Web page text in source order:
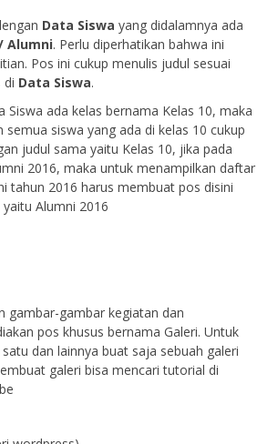
Data Siswa yang didalamnya ada
Alumni. Perlu diperhatikan bahwa ini
Pos ini cukup menulis judul sesuai
di Data Siswa.
Siswa ada kelas bernama Kelas 10, maka
siswa yang ada di kelas 10 cukup
judul sama yaitu Kelas 10, jika pada
2016, maka untuk menampilkan daftar
tahun 2016 harus membuat pos disini
Alumni 2016
gambar-gambar kegiatan dan
pos khusus bernama Galeri. Untuk
dan lainnya buat saja sebuah galeri
galeri bisa mencari tutorial di